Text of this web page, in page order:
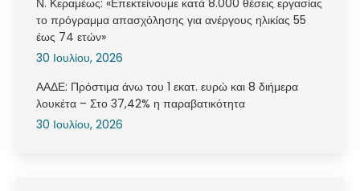
Ν. Κεραμέως: «Επεκτείνουμε κατά 8.000 θέσεις εργασίας
το πρόγραμμα απασχόλησης για ανέργους ηλικίας 55
έως 74 ετών»
30 Ιουλίου, 2026
ΑΑΔΕ: Πρόστιμα άνω του 1 εκατ. ευρώ και 8 διήμερα
λουκέτα – Στο 37,42% η παραβατικότητα
30 Ιουλίου, 2026